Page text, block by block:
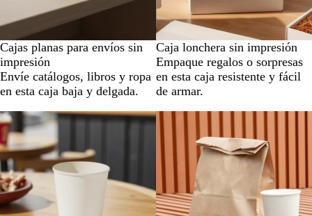
Cajas planas para envíos sin
impresión
Envíe catálogos, libros y ropa
en esta caja baja y delgada.
Caja lonchera sin impresión
Empaque regalos o sorpresas
en esta caja resistente y fácil
de armar.